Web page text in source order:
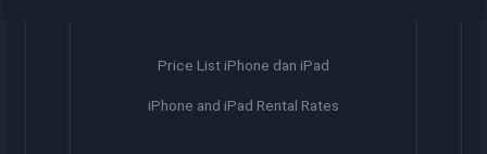
Price List iPhone dan iPad
iPhone and iPad Rental Rates